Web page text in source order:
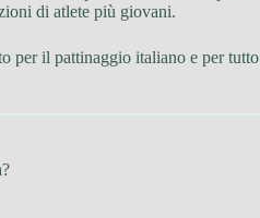
di atlete più giovani.
per il pattinaggio italiano e per tutto